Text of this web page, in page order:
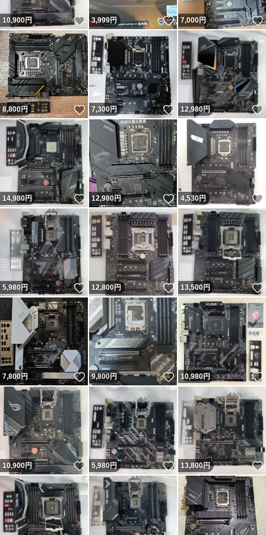
10,900円 いいね！
3,999円 いいね！
7,000円
8,800円 いいね！
7,300円 いいね！
12,980円
14,980円 いいね！
12,980円 いいね！
4,530円
5,980円 いいね！
12,800円 いいね！
13,500円
7,800円 いいね！
9,800円 いいね！
10,980円
10,900円 いいね！
5,980円 いいね！
13,800円